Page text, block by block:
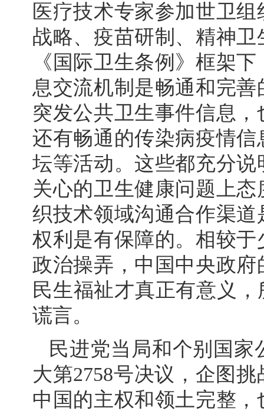
医疗技术专家参加世卫
战略、疫苗研制、精神
《国际卫生条例》框架
息交流机制是畅通和完
突发公共卫生事件信息
还有畅通的传染病疫情
坛等活动。这些都充分
关心的卫生健康问题上
织技术领域沟通合作渠
权利是有保障的。相较
政治操弄，中国中央政
民生福祉才真正有意义
谎言。
民进党当局和个别国
大第2758号决议，企图
中国的主权和领土完整